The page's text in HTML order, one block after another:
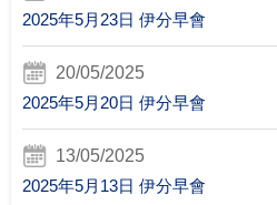
2025年5月23日 伊分早會
20/05/2025
2025年5月20日 伊分早會
13/05/2025
2025年5月13日 伊分早會